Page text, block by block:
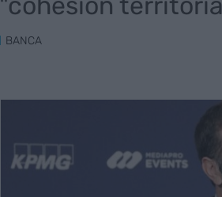
BANCA